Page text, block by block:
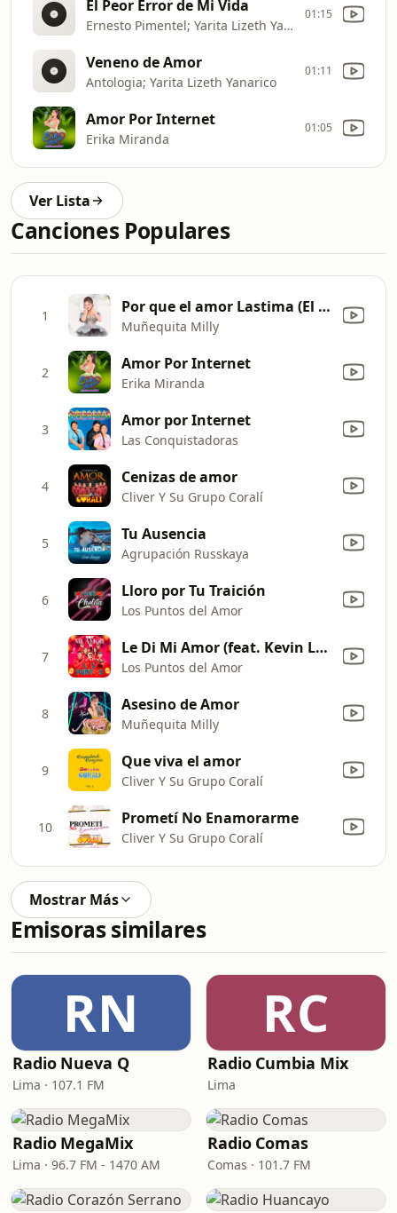
El Peor Error de Mi Vida
Ernesto Pimentel; Yarita Lizeth Yanarico
01:15
Veneno de Amor
Antologia; Yarita Lizeth Yanarico
01:11
Amor Por Internet
Erika Miranda
01:05
Ver Lista
Canciones Populares
1 Por que el amor Lastima (El legado continua)
Muñequita Milly
2 Amor Por Internet
Erika Miranda
3 Amor por Internet
Las Conquistadoras
4 Cenizas de amor
Cliver Y Su Grupo Coralí
5 Tu Ausencia
Agrupación Russkaya
6 Lloro por Tu Traición
Los Puntos del Amor
7 Le Di Mi Amor (feat. Kevin Lopez Orihuela)
Los Puntos del Amor
8 Asesino de Amor
Muñequita Milly
9 Que viva el amor
Cliver Y Su Grupo Coralí
10 Prometí No Enamorarme
Cliver Y Su Grupo Coralí
Mostrar Más
Emisoras similares
RN
Radio Nueva Q
Lima · 107.1 FM
RC
Radio Cumbia Mix
Lima
Radio MegaMix
Lima · 96.7 FM - 1470 AM
Radio Comas
Comas · 101.7 FM